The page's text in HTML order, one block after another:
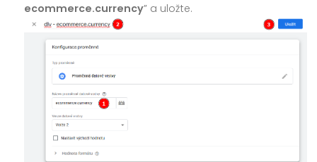
ecommerce.currency” a uložte.